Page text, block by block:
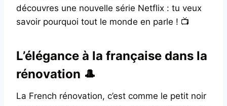
découvres une nouvelle série Netflix : tu veux
savoir pourquoi tout le monde en parle ! 📺
L’élégance à la française dans la
rénovation 🎩
La French rénovation, c’est comme le petit noir